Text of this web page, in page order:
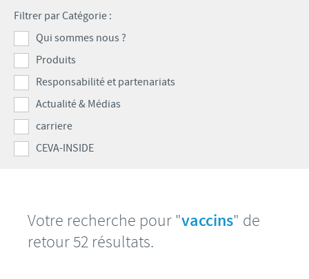
Avantages du poussin Ceva Inside
C.H.I.C.K. Program®
Vaccins couvoirs
Equipements de vaccination
Importance de la responsabilité
Programmes de soutien
Business et partenariat scientifique
CARRIERE
Offres d'emploi
CONTACTEZ-NOUS
Filtrer par Catégorie :
Qui sommes nous ?
Produits
Responsabilité et partenariats
Actualité & Médias
carriere
CEVA-INSIDE
Votre recherche pour "vaccins" de
retour 52 résultats.